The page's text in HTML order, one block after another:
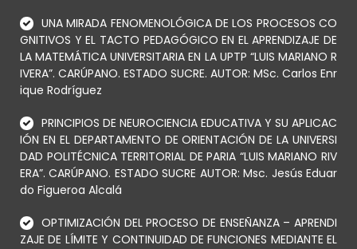
UNA MIRADA FENOMENOLÓGICA DE LOS PROCESOS CO
GNITIVOS Y EL TACTO PEDAGÓGICO EN EL APRENDIZAJE DE
LA MATEMÁTICA UNIVERSITARIA EN LA UPTP “LUIS MARIANO R
IVERA”. CARÚPANO. ESTADO SUCRE. AUTOR: MSc. Carlos Enr
ique Rodríguez
PRINCIPIOS DE NEUROCIENCIA EDUCATIVA Y SU APLICAC
IÓN EN EL DEPARTAMENTO DE ORIENTACIÓN DE LA UNIVERSI
DAD POLITÉCNICA TERRITORIAL DE PARIA “LUIS MARIANO RIV
ERA”. CARÚPANO. ESTADO SUCRE AUTOR: Msc. Jesús Eduar
do Figueroa Alcalá
OPTIMIZACIÓN DEL PROCESO DE ENSEÑANZA – APRENDI
ZAJE DE LÍMITE Y CONTINUIDAD DE FUNCIONES MEDIANTE EL